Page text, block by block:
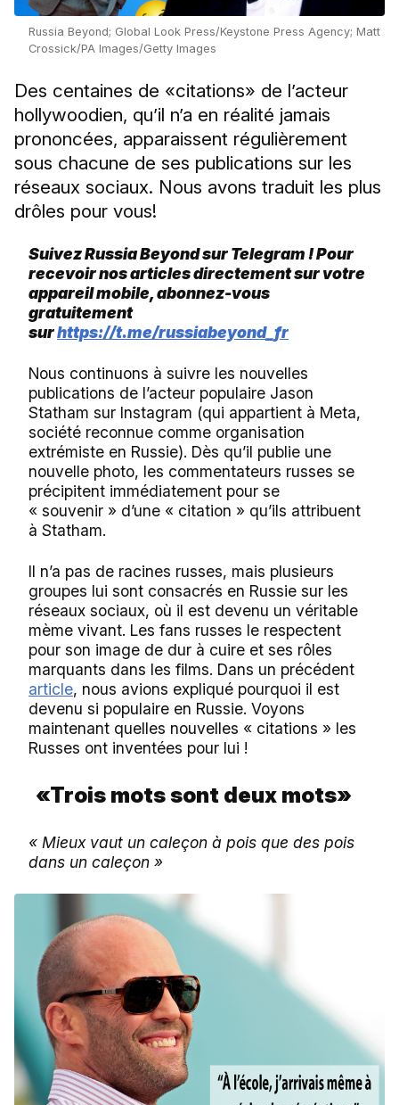
Russia Beyond; Global Look Press/Keystone Press Agency; Matt
Crossick/PA Images/Getty Images
Des centaines de «citations» de l’acteur
hollywoodien, qu’il n’a en réalité jamais
prononcées, apparaissent régulièrement
sous chacune de ses publications sur les
réseaux sociaux. Nous avons traduit les plus
drôles pour vous!
Suivez Russia Beyond sur Telegram ! Pour
recevoir nos articles directement sur votre
appareil mobile, abonnez-vous
gratuitement
surhttps://t.me/russiabeyond_fr
Nous continuons à suivre les nouvelles
publications de l’acteur populaire Jason
Statham sur Instagram (qui appartient à Meta,
société reconnue comme organisation
extrémiste en Russie). Dès qu’il publie une
nouvelle photo, les commentateurs russes se
précipitent immédiatement pour se
« souvenir » d’une « citation » qu’ils attribuent
à Statham.
Il n’a pas de racines russes, mais plusieurs
groupes lui sont consacrés en Russie sur les
réseaux sociaux, où il est devenu un véritable
mème vivant. Les fans russes le respectent
pour son image de dur à cuire et ses rôles
marquants dans les films. Dans un précédent
article, nous avions expliqué pourquoi il est
devenu si populaire en Russie. Voyons
maintenant quelles nouvelles « citations » les
Russes ont inventées pour lui !
«Trois mots sont deux mots»
« Mieux vaut un caleçon à pois que des pois
dans un caleçon »